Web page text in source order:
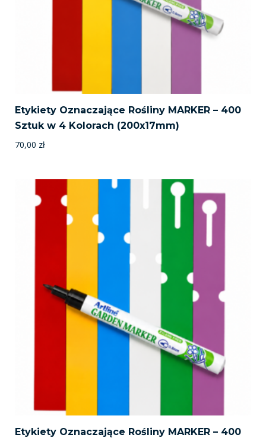
Etykiety Oznaczające Rośliny MARKER – 400
Sztuk w 4 Kolorach (200x17mm)
70,00 zł
Etykiety Oznaczające Rośliny MARKER – 400